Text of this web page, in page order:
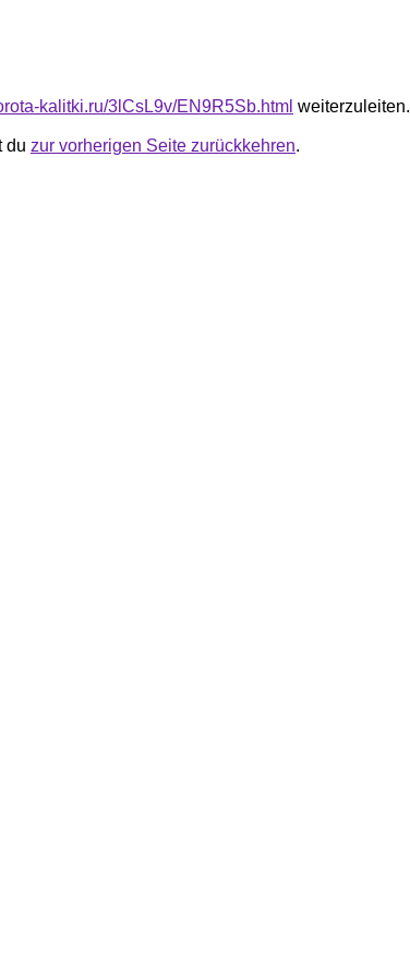
kalitki.ru/3lCsL9v/EN9R5Sb.html weiterzuleiten.
du zur vorherigen Seite zurückkehren.